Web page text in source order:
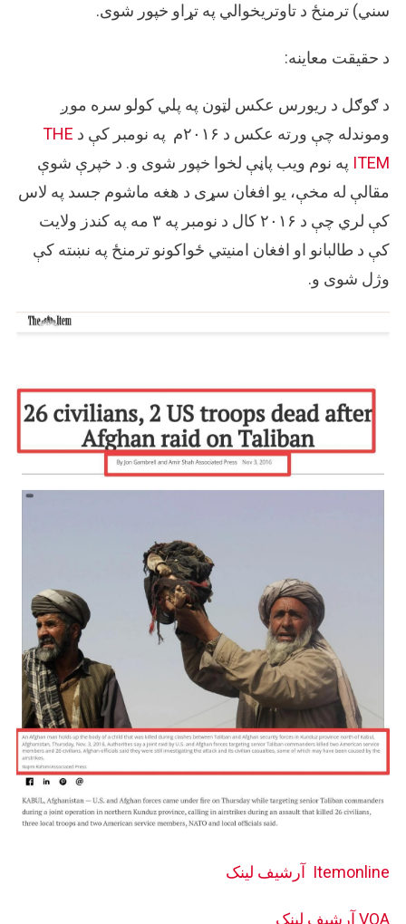
سني) ترمنځ د تاوتریخوالي په تړاو خپور شوی.
د حقيقت معاینه:
د ګوګل د ریورس عکس لټون په پلي کولو سره موږ
وموندله چې ورته عکس د ۲۰۱۶م په نومبر کې د
THE
ITEM په نوم ویب پاڼې لخوا خپور شوی و. د خپرې شوې
مقالې له مخې، یو افغان سړی د هغه ماشوم جسد په لاس
کې لري چې د ۲۰۱۶ کال د نومبر په ۳ مه په کندز ولایت
کې د طالبانو او افغان امنیتي ځواکونو ترمنځ په نښته کې
وژل شوی و.
Itemonline آرشيف لینک
VOA آرشيف لینک